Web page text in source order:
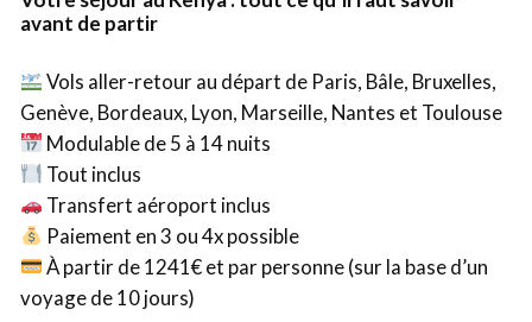
avant de partir
Vols aller-retour au départ de Paris, Bâle, Bruxelles,
Genève, Bordeaux, Lyon, Marseille, Nantes et Toulouse
Modulable de 5 à 14 nuits
Tout inclus
Transfert aéroport inclus
Paiement en 3 ou 4x possible
À partir de 1241€ et par personne (sur la base d’un
voyage de 10 jours)